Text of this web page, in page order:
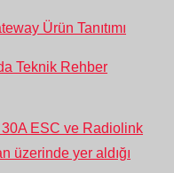
Teknik Rehber